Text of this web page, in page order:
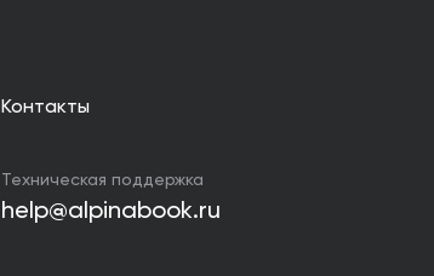
Контакты
Техническая поддержка
help@alpinabook.ru